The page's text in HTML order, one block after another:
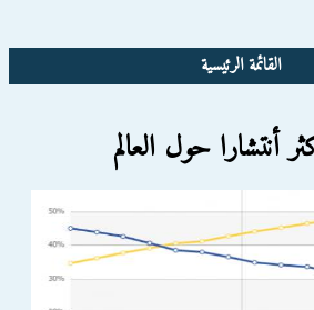
القائمة الرئيسية